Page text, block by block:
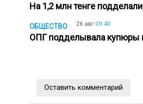
На 1,2 млн тенге
ОБЩЕСТВО 26 авг 09:40
ОПГ подделывала купюры
Оставить комментарий